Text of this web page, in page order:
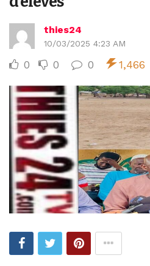
thies24
10/03/2025 4:23 AM
0 0 0 1,466